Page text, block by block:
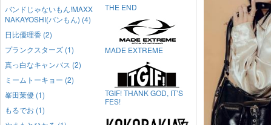
バンドじゃないもん!MAXX
NAKAYOSHI(バンもん) (4)
日比優理香 (2)
プランクスターズ (1)
真っ白なキャンバス (2)
ミームトーキョー (2)
峯田茉優 (1)
もるでお (1)
THE END
MADE EXTREME
TGIF! THANK GOD, IT’S
FES!